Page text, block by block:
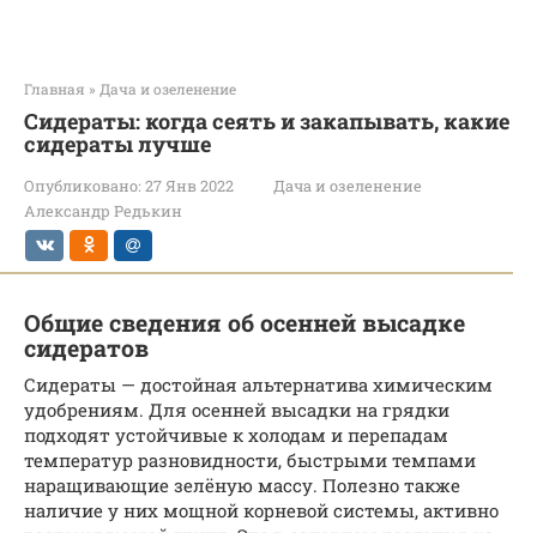
Главная » Дача и озеленение
Сидераты: когда сеять и закапывать, какие
сидераты лучше
Опубликовано: 27 Янв 2022
Дача и озеленение
Александр Редькин
Общие сведения об осенней высадке
сидератов
Сидераты — достойная альтернатива химическим
удобрениям. Для осенней высадки на грядки
подходят устойчивые к холодам и перепадам
температур разновидности, быстрыми темпами
наращивающие зелёную массу. Полезно также
наличие у них мощной корневой системы, активно